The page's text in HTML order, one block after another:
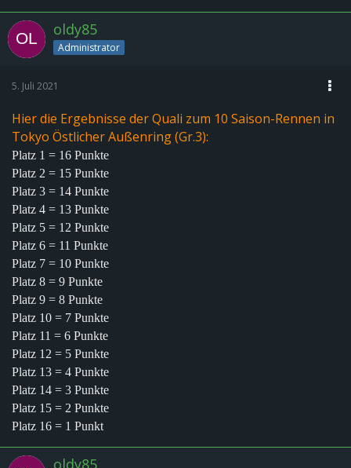
oldy85
Administrator
5. Juli 2021
Hier die Ergebnisse der Quali zum 10 Saison-Rennen in
Tokyo Östlicher Außenring (Gr.3):
Platz 1 = 16 Punkte
Platz 2 = 15 Punkte
Platz 3 = 14 Punkte
Platz 4 = 13 Punkte
Platz 5 = 12 Punkte
Platz 6 = 11 Punkte
Platz 7 = 10 Punkte
Platz 8 = 9 Punkte
Platz 9 = 8 Punkte
Platz 10 = 7 Punkte
Platz 11 = 6 Punkte
Platz 12 = 5 Punkte
Platz 13 = 4 Punkte
Platz 14 = 3 Punkte
Platz 15 = 2 Punkte
Platz 16 = 1 Punkt
oldy85